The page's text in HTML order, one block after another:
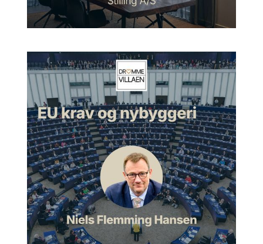
Morten:Ja, okay. Det lyder også meget spændende.
Pernille:Ja.
Hvad gamle bygninger kan lære
os
Morten: Prøv at høre, og det er jo netop det her med
restaurering og det her med at arbejde med gamle huse, som
vi skal tale om her i dag. Sådan lige inden vi kommer helt ind i
det, hvad kan vi egentlig lære af de her gamle bygninger, når
vi taler omkring nybyggeri, eller vi taler byggeri i dagens
byggeri?
Pernille:Ja. Altså, jeg tror, man kan sige, at man har gjort sig
meget umage, når man opførte bygninger tidligere.
Materialerne kostede rigtig mange penge. Så derfor skulle
man gøre det rigtig godt. Det kostede til gengæld ikke så
mange penge, de arbejdstimer man lagde i det. Det er vendt
på hovedet i dag. Så derfor ser vi nogle bygninger med en
enorm høj grad af detaljering og flotte bearbejdninger af